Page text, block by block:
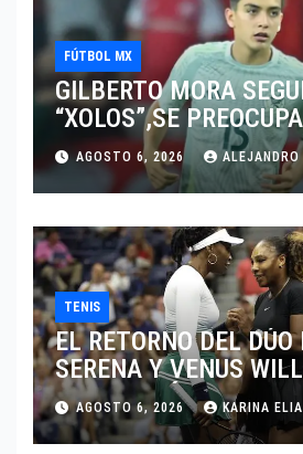
FÚTBOL MX
GILBERTO MORA
“XOLOS”,SE
JUGAR EN SU EQUIPO.
AGOSTO 6, 2026 ALEJANDRO
TENIS
EL RETORNO DEL
SERENA Y VENUS
DISPUTARÁN LOS
CINCINNATI 2026
AGOSTO 6, 2026 KARINA